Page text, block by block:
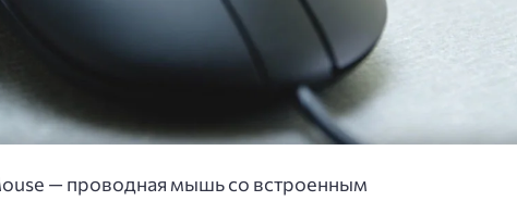
— проводная мышь со встроенным